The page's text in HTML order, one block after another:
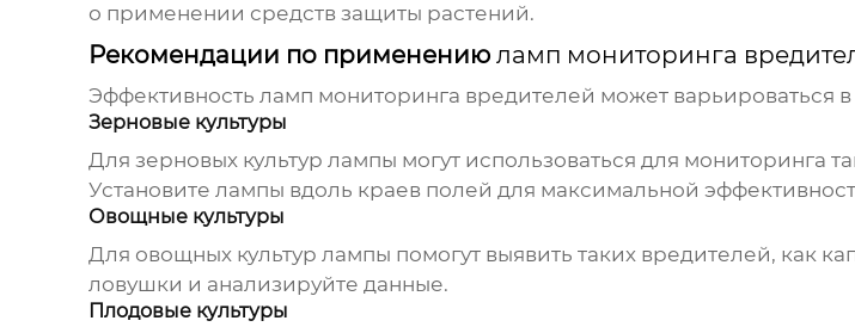
о применении средств защиты растений.
Рекомендации по применению ламп мониторинга
Эффективность ламп мониторинга вредителей может варьироваться
Зерновые культуры
Для зерновых культур лампы могут использоваться для мониторинга
Установите лампы вдоль краев полей для максимальной
Овощные культуры
Для овощных культур лампы помогут выявить таких вредителей, как
ловушки и анализируйте данные.
Плодовые культуры